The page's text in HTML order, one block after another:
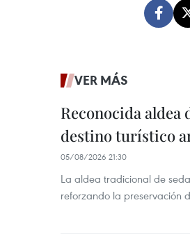
VER MÁS
Reconocida aldea
destino turístico
05/08/2026 21:30
La aldea tradicional de
reforzando la preservación